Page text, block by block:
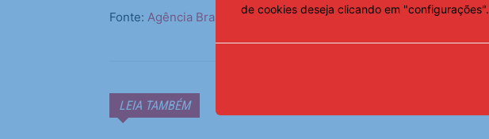
Fonte: Agência Brasil
LEIA TAMBÉM
de cookies deseja clicando em "configurações".